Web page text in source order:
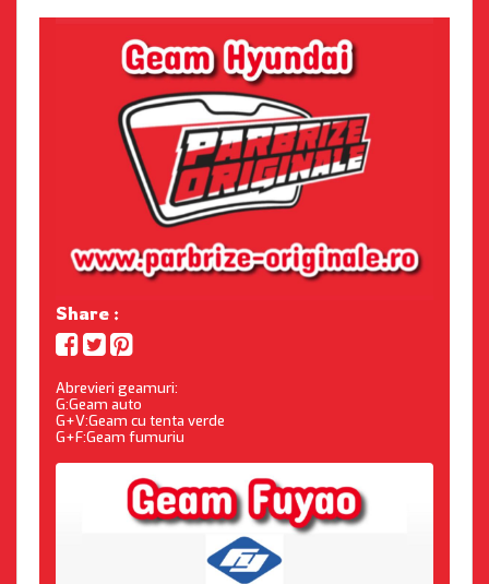
Share :
Abrevieri geamuri:
G:Geam auto
G+V:Geam cu tenta verde
G+F:Geam fumuriu